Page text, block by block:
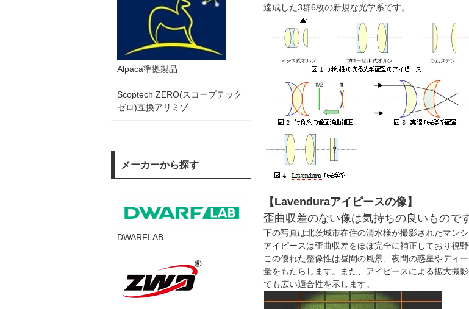
Alpaca準拠製品
Scoptech ZERO(スコープテック
ゼロ)互換アリミゾ
メーカーから探す
DWARFLAB
達成した3群6枚の新規な光学系です。
【Lavenduraアイピースの像】
歪曲収差のない像は気持ちの良いもので
下の写真は北茨城市在住の清水様が撮影されたマン
アイピースは歪曲収差をほぼ完全に補正しており視
この優れた整像性は昼間の風景、夜間の惑星やディ
量をもたらします。また、アイピースによる拡大撮
ても広い適合性を示します。